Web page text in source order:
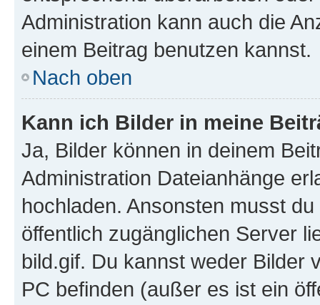
Administration kann auch die
einem Beitrag benutzen kannst.
Nach oben
Kann ich Bilder in meine
Ja, Bilder können in deinem
Administration Dateianhänge
hochladen. Ansonsten musst
öffentlich zugänglichen Server
bild.gif. Du kannst weder Bilder
PC befinden (außer es ist ein